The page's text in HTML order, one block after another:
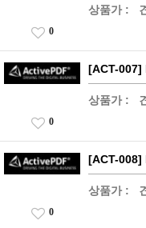
상품가 :
0
[ACT-
상품가 :
0
[ACT-
상품가 :
0